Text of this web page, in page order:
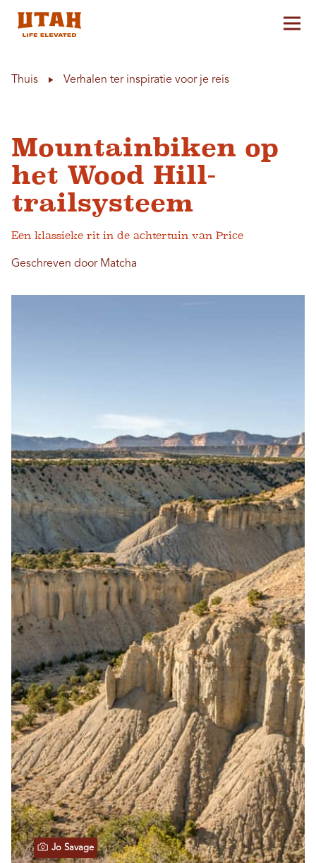
Thuis Verhalen ter inspiratie voor je reis
Mountainbiken op
het Wood Hill-
trailsysteem
Een klassieke rit in de achtertuin van Price
Geschreven door Matcha
Jo Savage